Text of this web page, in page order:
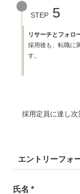
STEP 5
リサーチとフォロ
採用後も、転職に
す。
採用定員に達し
エントリーフォ
氏名 *